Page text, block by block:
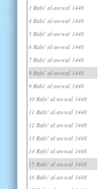
3 Rabi' al-awwal 1448
4 Rabi' al-awwal 1448
5 Rabi' al-awwal 1448
6 Rabi' al-awwal 1448
7 Rabi' al-awwal 1448
8 Rabi' al-awwal 1448
9 Rabi' al-awwal 1448
10 Rabi' al-awwal 1448
11 Rabi' al-awwal 1448
12 Rabi' al-awwal 1448
13 Rabi' al-awwal 1448
14 Rabi' al-awwal 1448
15 Rabi' al-awwal 1448
16 Rabi' al-awwal 1448